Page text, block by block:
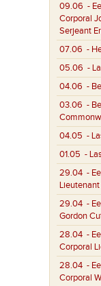
09.06 -
Corporal
Serjeant
07.06 -
05.06 -
04.06 -
03.06 -
04.05 -
01.05 -
29.04 -
29.04 -
Gordon
28.04 -
Corporal
28.04 -
Corporal